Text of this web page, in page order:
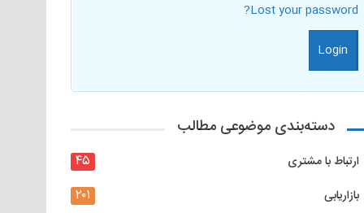
Lost your password?
دسته‌بندی موضوعی مطالب
ارتباط با مشتری ۴۵
بازاریابی ۲۰۱